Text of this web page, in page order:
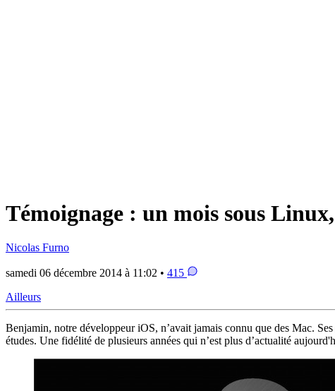
Témoignage : un mois sous
Nicolas Furno
samedi 06 décembre 2014 à 11:02 • 415
Ailleurs
Benjamin, notre développeur iOS, n’avait jamais connu que des Mac.
études. Une fidélité de plusieurs années qui n’est plus d’actualité